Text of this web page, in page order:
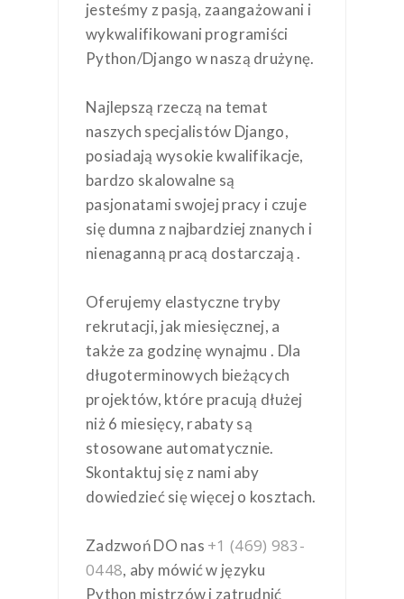
jesteśmy z pasją, zaangażowani i
wykwalifikowani programiści
Python/Django w naszą drużynę.
Najlepszą rzeczą na temat
naszych specjalistów Django,
posiadają wysokie kwalifikacje,
bardzo skalowalne są
pasjonatami swojej pracy i czuje
się dumna z najbardziej znanych i
nienaganną pracą dostarczają .
Oferujemy elastyczne tryby
rekrutacji, jak miesięcznej, a
także za godzinę wynajmu . Dla
długoterminowych bieżących
projektów, które pracują dłużej
niż 6 miesięcy, rabaty są
stosowane automatycznie.
Skontaktuj się z nami aby
dowiedzieć się więcej o kosztach.
Zadzwoń DO nas +1 (469) 983-
0448, aby mówić w języku
Python mistrzów i zatrudnić